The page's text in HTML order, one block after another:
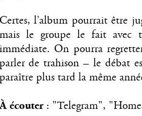
Certes, l’album pourrait être
mais le groupe le fait avec
immédiate. On pourra
parler de trahison – le débat
paraître plus tard la même
écouter: "Telegram",